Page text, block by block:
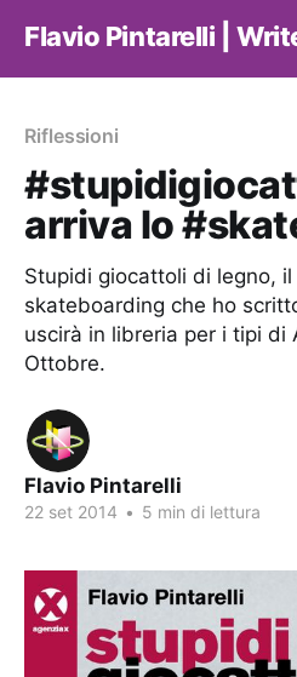
Flavio Pintarelli |
Riflessioni
arriva lo
Stupidi giocattoli di legno,
skateboarding che ho
uscirà in libreria per i tipi di
Ottobre.
Flavio Pintarelli
22 set 2014 • 5 min di lettura